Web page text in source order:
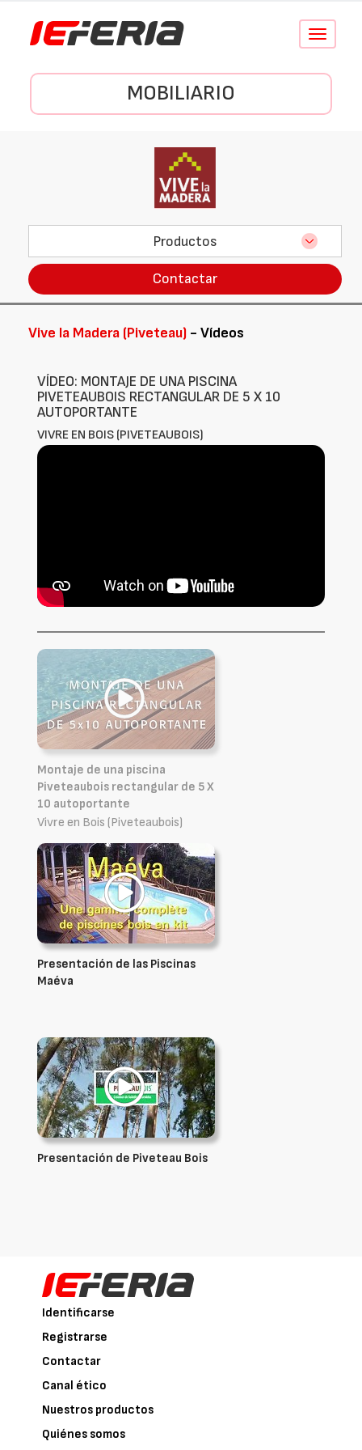
Conmutar
MOBILIARIO
Productos
Contactar
Vive la Madera (Piveteau) - Vídeos
VÍDEO: MONTAJE DE UNA PISCINA
PIVETEAUBOIS RECTANGULAR DE 5 X 10
AUTOPORTANTE
VIVRE EN BOIS (PIVETEAUBOIS)
Montaje de una piscina
Piveteaubois rectangular de 5 X
10 autoportante
Vivre en Bois (Piveteaubois)
Presentación de las Piscinas
Maéva
Presentación de Piveteau Bois
Identificarse
Registrarse
Contactar
Canal ético
Nuestros productos
Quiénes somos